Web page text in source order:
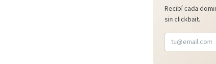
Recibí cada
sin clickbait.